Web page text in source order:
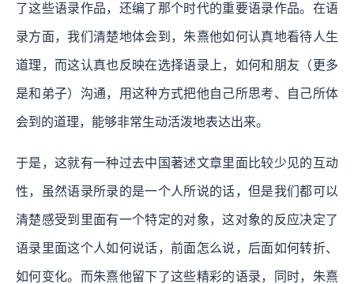
了这些语录作品，还编了那个时代的重要语录作品。在语
录方面，我们清楚地体会到，朱熹他如何认真地看待人生
道理，而这认真也反映在选择语录上，如何和朋友（更多
是和弟子）沟通，用这种方式把他自己所思考、自己所体
会到的道理，能够非常生动活泼地表达出来。
于是，这就有一种过去中国著述文章里面比较少见的互动
性，虽然语录所录的是一个人所说的话，但是我们都可以
清楚感受到里面有一个特定的对象，这对象的反应决定了
语录里面这个人如何说话，前面怎么说，后面如何转折、
如何变化。而朱熹他留下了这些精彩的语录，同时，朱熹